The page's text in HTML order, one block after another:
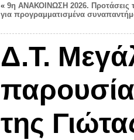
« 9η ΑΝΑΚΟΙΝΩΣΗ 2026. Προτάσεις
για προγραμματισμένα
Δ.Τ.
της